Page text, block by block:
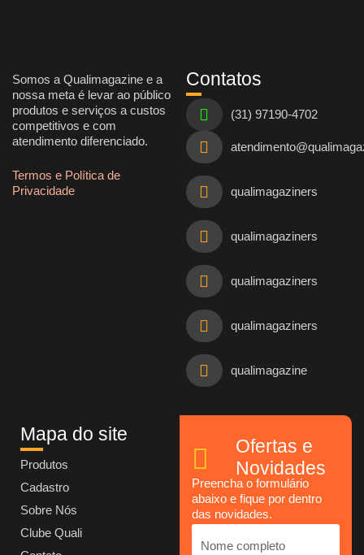
Somos a Qualimagazine e a
nossa meta é levar ao público
produtos e serviços a custos
competitivos e com
atendimento diferenciado.
Termos e Política de
Privacidade
Contatos
(31) 97190-4702
qualimagaziners
qualimagaziners
qualimagaziners
qualimagaziners
qualimagazine
Mapa do site
Produtos
Cadastro
Sobre Nós
Clube Quali
Ofertas e
Novidades
Preencha o formulário
abaixo e fique por dentro
das novidades.